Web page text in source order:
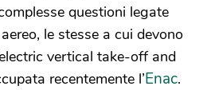
questioni legate
le stesse a cui devono
vertical take-off and
recentemente l’Enac.